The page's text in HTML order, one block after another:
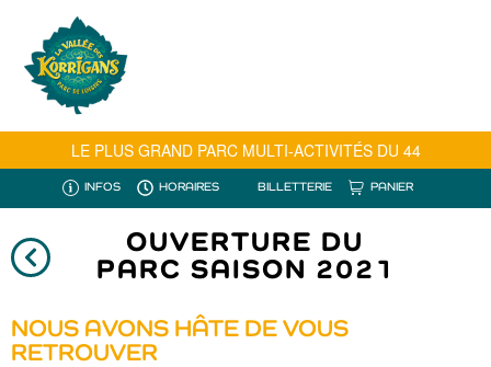
LE PLUS GRAND PARC MULTI-ACTIVITÉS DU 44
INFOS HORAIRES BILLETTERIE PANIER
OUVERTURE DU
PARC SAISON 2021
NOUS AVONS HÂTE DE VOUS
RETROUVER